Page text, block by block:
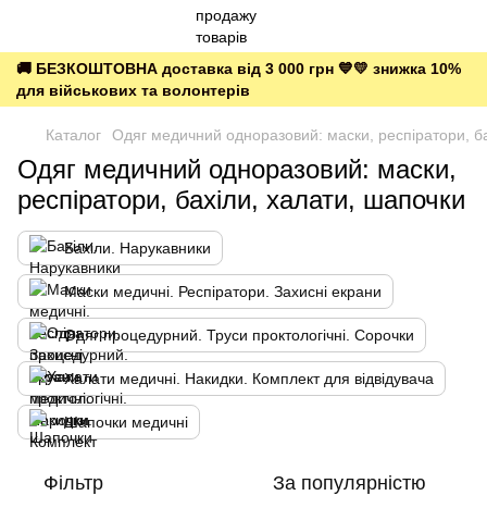
🚚 БЕЗКОШТОВНА доставка від 3 000 грн 💙💛 знижка 10%
для військових та волонтерів
Каталог Одяг медичний одноразовий: маски, респіратори,
Одяг медичний одноразовий: маски,
респіратори, бахіли, халати, шапочки
Бахіли. Нарукавники
Маски медичні. Респіратори. Захисні екрани
Одяг процедурний. Труси проктологічні. Сорочки
Халати медичні. Накидки. Комплект для відвідувача
Шапочки медичні
Фільтр За популярністю